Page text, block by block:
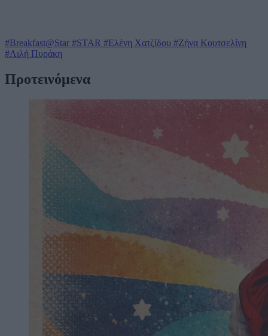
#Breakfast@Star #STAR #Ελένη Χατζίδου #Ζήνα Κουτσελίνη
#Λιλή Πυράκη
Προτεινόμενα